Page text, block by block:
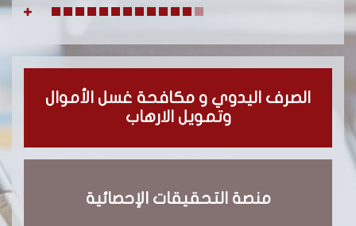
الصرف اليدوي و مكافحة غسل الأموال
وتمويل الارهاب
منصة التحقيقات الإحصائية